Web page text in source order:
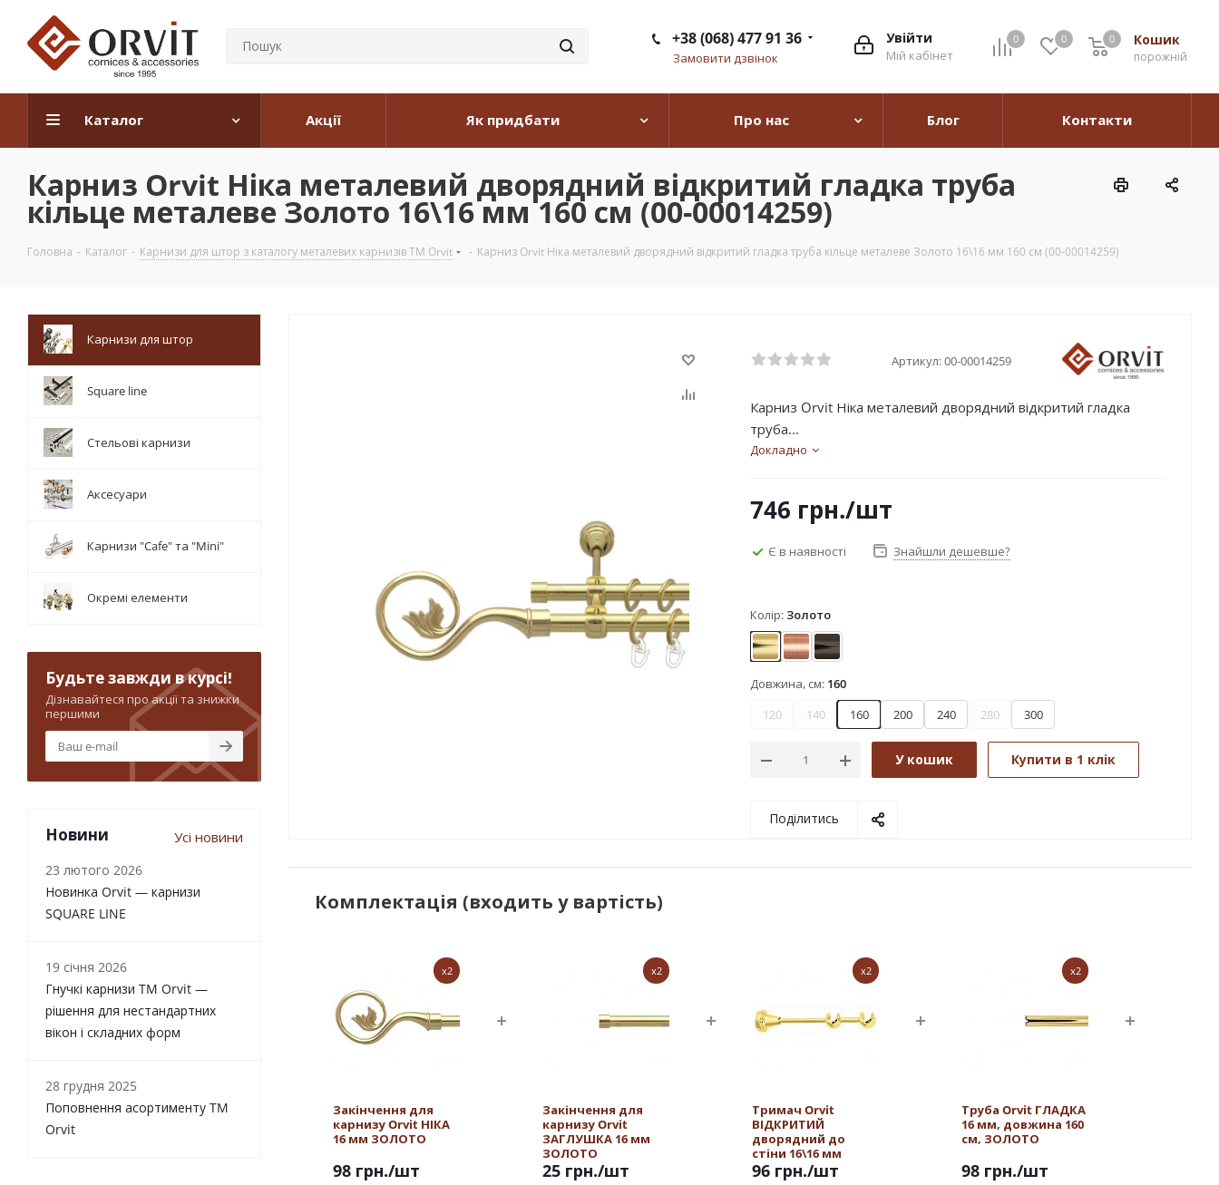
0 0 Кошик
0
порожній
0
Увійти
Мій кабінет
+38 (068) 477 91 36
Замовити дзвінок
Каталог Акції Як придбати Про нас Блог Контакти
Карниз Orvit Ніка металевий дворядний відкритий гладка труба
кільце металеве Золото 16\16 мм 160 см (00-00014259)
Головна - Каталог - Карнизи для штор з каталогу металевих карнизів TM Orvit - Карниз Orvit Ніка металевий дворядний відкритий гладка труба кільце металеве Золото 16\16 мм 160 см (00-00014259)
Артикул:00-00014259
Карниз Orvit Ніка металевий дворядний відкритий гладка
труба...
Докладно
746 грн./шт
Є в наявності Знайшли дешевше?
Колір: Золото
ЗолотоМідьОнікс
Довжина, см: 160
120
140 160 200 240 280 300
У кошик Купити в 1 клік
Поділитись
Комплектація (входить у вартість)
x2
Закінчення для
карнизу Orvit НІКА
16 мм ЗОЛОТО
98 грн./шт
x2
Закінчення для
карнизу Orvit
ЗАГЛУШКА 16 мм
ЗОЛОТО
25 грн./шт
x2
Тримач Orvit
ВІДКРИТИЙ
дворядний до
стіни 16\16 мм
ЗОЛОТО
96 грн./шт
x2
Труба Orvit ГЛАДКА
16 мм, довжина 160
см, ЗОЛОТО
98 грн./шт
Карнизи для штор
Square line
Стельові карнизи
Аксесуари
Карнизи "Cafe" та "Mini"
Окремі елементи
Будьте завжди в курсі!
Дізнавайтеся про акції та знижки
першими
Новини Усі новини
23 лютого 2026
Новинка Orvit — карнизи
SQUARE LINE
19 січня 2026
Гнучкі карнизи TM Orvit —
рішення для нестандартних
вікон і складних форм
28 грудня 2025
Поповнення асортименту TM
Orvit